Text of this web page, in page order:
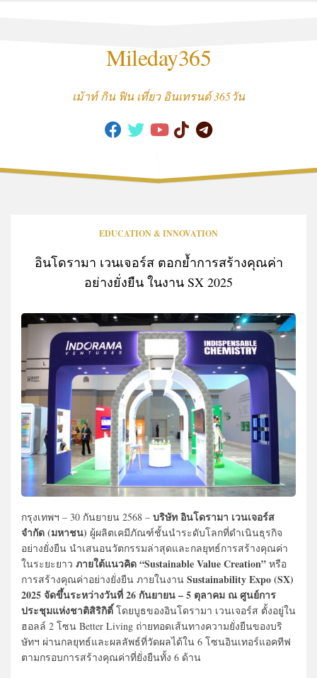
Mileday365
เม้าท์ กิน ฟิน เที่ยว อินเทรนด์ 365วัน
EDUCATION & INNOVATION
อินโดรามา เวนเจอร์ส ตอกย้ำการสร้างคุณค่า
อย่างยั่งยืน ในงาน SX 2025
กรุงเทพฯ – 30 กันยายน 2568 – บริษัท อินโดรามา เวนเจอร์ส
จำกัด (มหาชน) ผู้ผลิตเคมีภัณฑ์ชั้นนำระดับโลกที่ดำเนินธุรกิจ
อย่างยั่งยืน นำเสนอนวัตกรรมล่าสุดและกลยุทธ์การสร้างคุณค่า
ในระยะยาว ภายใต้แนวคิด “Sustainable Value Creation” หรือ
การสร้างคุณค่าอย่างยั่งยืน ภายในงาน Sustainability Expo (SX)
2025 จัดขึ้นระหว่างวันที่ 26 กันยายน – 5 ตุลาคม ณ ศูนย์การ
ประชุมแห่งชาติสิริกิติ์ โดยบูธของอินโดรามา เวนเจอร์ส ตั้งอยู่ใน
ฮอลล์ 2 โซน Better Living ถ่ายทอดเส้นทางความยั่งยืนของบริ
ษัทฯ ผ่านกลยุทธ์และผลลัพธ์ที่วัดผลได้ใน 6 โซนอินเทอร์แอคทีฟ
ตามกรอบการสร้างคุณค่าที่ยั่งยืนทั้ง 6 ด้าน